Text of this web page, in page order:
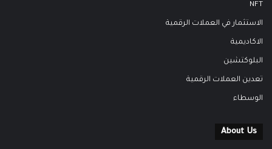
NFT
الاستثمار في العملات الرقمية
الاكاديمية
البلوكتشين
تعدين العملات الرقمية
الوسطاء
About Us